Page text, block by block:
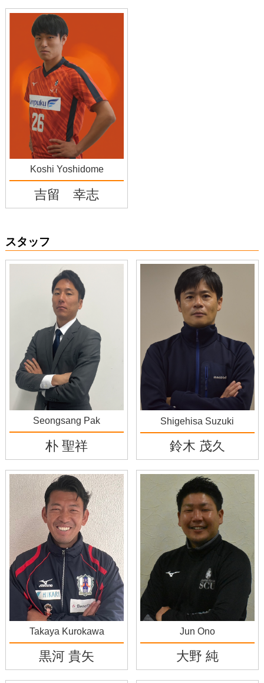
Koshi Yoshidome
吉留 幸志
スタッフ
Seongsang Pak
朴 聖祥
Shigehisa Suzuki
鈴木 茂久
Takaya Kurokawa
黒河 貴矢
Jun Ono
大野 純